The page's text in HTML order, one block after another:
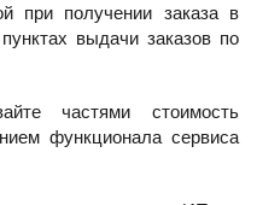
при получении заказа в
выдачи заказов по
частями стоимость
функционала сервиса